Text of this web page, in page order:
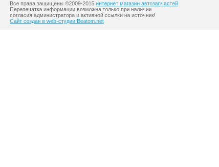
Все права защищены ©2009-2015 интернет магазин автозапчастей
Перепечатка информации возможна только при наличии
согласия администратора и активной ссылки на источник!
Сайт создан в web-студии Beatom.net